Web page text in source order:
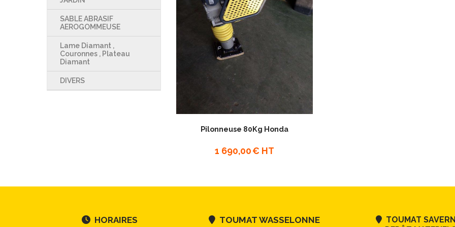
SABLE ABRASIF
AEROGOMMEUSE
Lame Diamant ,
Couronnes , Plateau
Diamant
DIVERS
Pilonneuse 80Kg Honda
1 690,00€ HT
 HORAIRES TOUMAT WASSELONNE  TOUMAT